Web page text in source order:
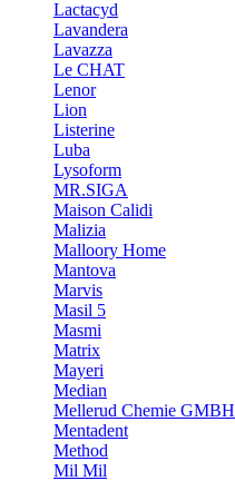
Lactacyd
Lavandera
Lavazza
Le CHAT
Lenor
Lion
Listerine
Luba
Lysoform
MR.SIGA
Maison Calidi
Malizia
Malloory Home
Mantova
Marvis
Masil 5
Masmi
Matrix
Mayeri
Median
Mellerud Chemie GMBH
Mentadent
Method
Mil Mil